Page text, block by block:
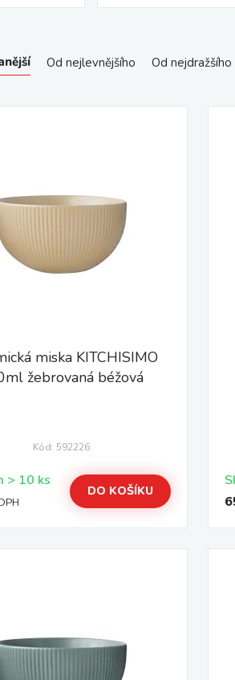
Od nejlevnějšího Od nejdražšího
miska KITCHISIMO
žebrovaná béžová
Kód: 592226
Skladem > 10 ks
DO KOŠÍKU